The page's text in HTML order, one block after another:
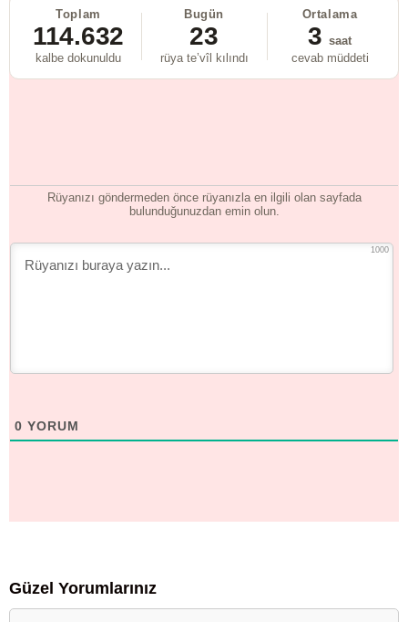
Toplam
114.632
kalbe dokunuldu
Bugün
23
rüya te’vîl kılındı
Ortalama
3 saat
cevab müddeti
Rüyanızı göndermeden önce rüyanızla en ilgili olan sayfada
bulunduğunuzdan emin olun.
1000
0 YORUM
Güzel Yorumlarınız